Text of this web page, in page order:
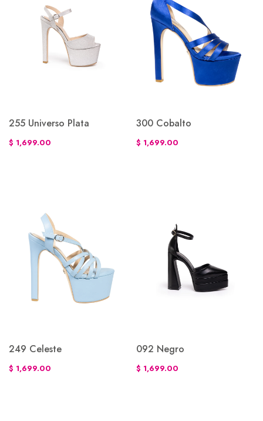
255 Universo Plata
$ 1,699.00
300 Cobalto
$ 1,699.00
249 Celeste
$ 1,699.00
092 Negro
$ 1,699.00